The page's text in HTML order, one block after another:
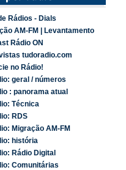
Rádios - Dials
AM-FM | Levantamento
Rádio ON
tudoradio.com
no Rádio!
geral / números
: panorama atual
Técnica
RDS
Migração AM-FM
história
Rádio Digital
Comunitárias